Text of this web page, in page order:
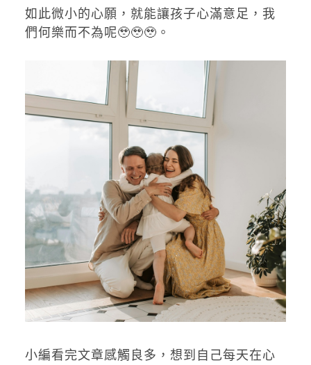
如此微小的心願，就能讓孩子心滿意足，我
們何樂而不為呢🥹🥹🥹。
小編看完文章感觸良多，想到自己每天在心